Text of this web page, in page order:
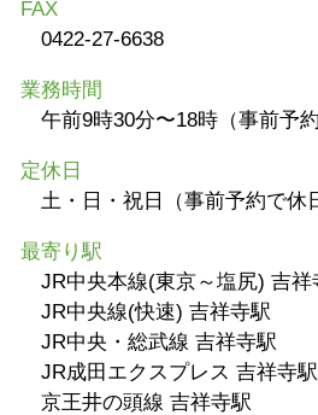
FAX
0422-27-6638
業務時間
午前9時30分〜18時（事前予
定休日
土・日・祝日（事前予約で休
最寄り駅
JR中央本線(東京～塩尻) 吉祥
JR中央線(快速) 吉祥寺駅
JR中央・総武線 吉祥寺駅
JR成田エクスプレス 吉祥寺駅
京王井の頭線 吉祥寺駅